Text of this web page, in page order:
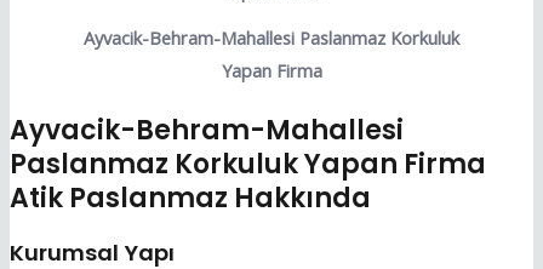
Ayvacik-Behram-Mahallesi Paslanmaz Korkuluk
Yapan Firma
Ayvacik-Behram-Mahallesi
Paslanmaz Korkuluk Yapan Firma
Atik Paslanmaz Hakkında
Kurumsal Yapı